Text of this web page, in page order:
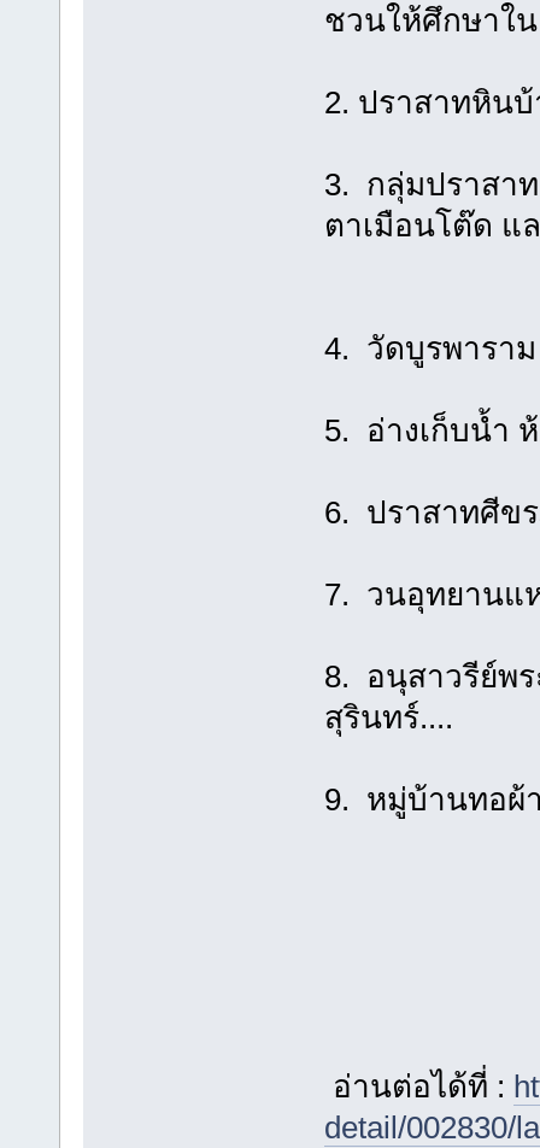
ชวนให้ศึกษาใ
2. ปราสาทหิน
3. กลุ่มปราสา
ตาเมือนโต๊ด แ
4. วัดบูรพารา
5. อ่างเก็บน้ำ
6. ปราสาทศีข
7. วนอุทยานแ
8. อนุสาวรีย์พ
สุรินทร์....
9. หมู่บ้านทอผ้
อ่านต่อได้ที่ :
detail/002830/